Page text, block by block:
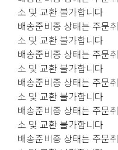
소 및 교환 불가합니다
배송준비중 상태는 주문취
소 및 교환 불가합니다
배송준비중 상태는 주문취
소 및 교환 불가합니다
배송준비중 상태는 주문취
소 및 교환 불가합니다
배송준비중 상태는 주문취
소 및 교환 불가합니다
배송준비중 상태는 주문취